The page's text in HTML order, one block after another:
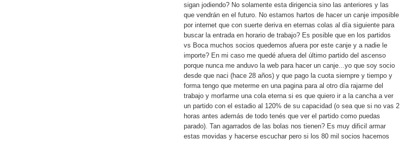
sigan jodiendo? No solamente esta dirigencia sino las anteriores y las
que vendrán en el futuro. No estamos hartos de hacer un canje imposible
por internet que con suerte deriva en eternas colas al día siguiente para
buscar la entrada en horario de trabajo? Es posible que en los partidos
vs Boca muchos socios quedemos afuera por este canje y a nadie le
importe? En mi caso me quedé afuera del último partido del ascenso
porque nunca me anduvo la web para hacer un canje...yo que soy socio
desde que naci (hace 28 años) y que pago la cuota siempre y tiempo y
forma tengo que meterme en una pagina para al otro día rajarme del
trabajo y morfarme una cola eterna si es que quiero ir a la cancha a ver
un partido con el estadio al 120% de su capacidad (o sea que si no vas 2
horas antes además de todo tenés que ver el partido como puedas
parado). Tan agarrados de las bolas nos tienen? Es muy dificil armar
estas movidas y hacerse escuchar pero si los 80 mil socios hacemos